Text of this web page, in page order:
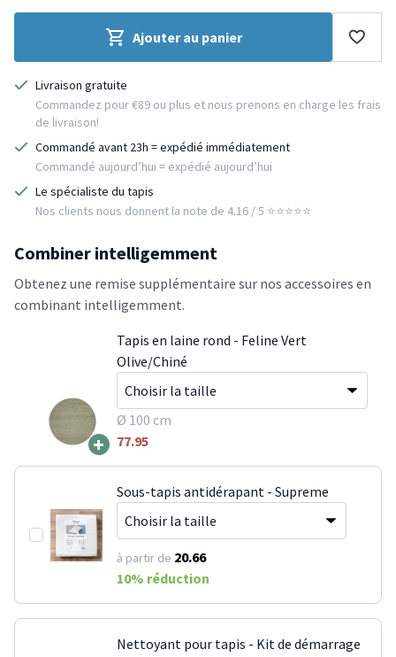
Ajouter au panier
Livraison gratuite
Commandez pour €89 ou plus et nous prenons en charge les frais
de livraison!
Commandé avant 23h = expédié immédiatement
Commandé aujourd’hui = expédié aujourd’hui
Le spécialiste du tapis
Nos clients nous donnent la note de 4.16 / 5 ⭐️⭐️⭐️⭐️⭐️
Combiner intelligemment
Obtenez une remise supplémentaire sur nos accessoires en
combinant intelligemment.
+
Tapis en laine rond - Feline Vert
Olive/Chiné
Ø 100 cm
77.95
Sous-tapis antidérapant - Supreme
à partir de 20.66
10% réduction
Nettoyant pour tapis - Kit de démarrage